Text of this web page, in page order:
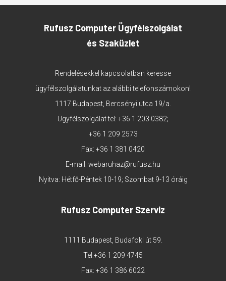
Rufusz Computer Ügyfélszolgálat
és Szaküzlet
Rendelésekkel kapcsolatban keresse
ügyfélszolgálatunkat az alábbi telefonszámokon!
1117 Budapest, Bercsényi utca 19/a.
Ügyfélszolgálat tel: +36 1 203 0382;
+36 1 209 2573
Fax: +36 1 381 0420
E-mail: webaruhaz@rufusz.hu
Nyitva: Hétfő-Péntek 10-19; Szombat 9-13 óráig
Rufusz Computer Szerviz
1111 Budapest, Budafoki út 59.
Tel:+36 1 209 4745
Fax: +36 1 386 6022